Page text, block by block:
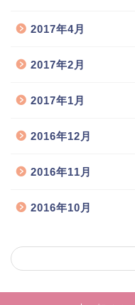
2017年4月
2017年2月
2017年1月
2016年12月
2016年11月
2016年10月